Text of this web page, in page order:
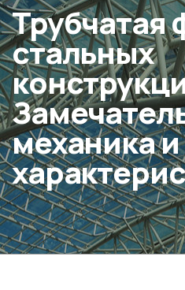
Трубчатая
стальных
механика и